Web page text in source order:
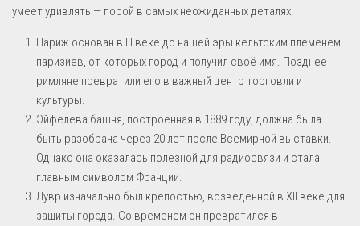
умеет удивлять — порой в самых неожиданных деталях.
Париж основан в III веке до нашей эры кельтским племенем
паризиев, от которых город и получил своё имя. Позднее
римляне превратили его в важный центр торговли и
культуры.
Эйфелева башня, построенная в 1889 году, должна была
быть разобрана через 20 лет после Всемирной выставки.
Однако она оказалась полезной для радиосвязи и стала
главным символом Франции.
Лувр изначально был крепостью, возведённой в XII веке для
защиты города. Со временем он превратился в